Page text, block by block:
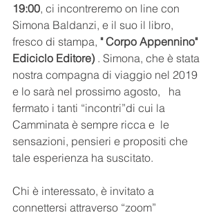
19:00, ci incontreremo on line con
Simona Baldanzi, e il suo il libro,
fresco di stampa, " Corpo Appennino"
Ediciclo Editore) . Simona, che è stata
nostra compagna di viaggio nel 2019
e lo sarà nel prossimo agosto,   ha
fermato i tanti “incontri”di cui la
Camminata è sempre ricca e  le
sensazioni, pensieri e propositi che
tale esperienza ha suscitato.
Chi è interessato, è invitato a
connettersi attraverso “zoom”